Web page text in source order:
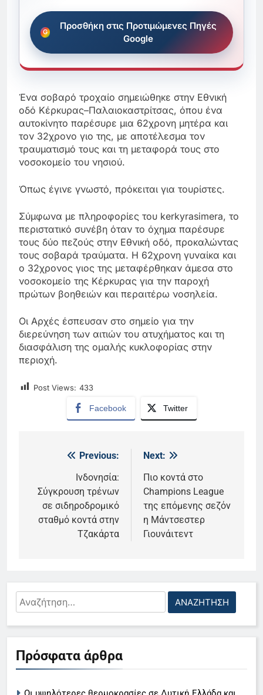
Προσθήκη στις Προτιμώμενες Πηγές
Google
Ένα σοβαρό τροχαίο σημειώθηκε στην Εθνική
οδό Κέρκυρας–Παλαιοκαστρίτσας, όπου ένα
αυτοκίνητο παρέσυρε μια 62χρονη μητέρα και
τον 32χρονο γιο της, με αποτέλεσμα τον
τραυματισμό τους και τη μεταφορά τους στο
νοσοκομείο του νησιού.
Όπως έγινε γνωστό, πρόκειται για τουρίστες.
Σύμφωνα με πληροφορίες του kerkyrasimera, το
περιστατικό συνέβη όταν το όχημα παρέσυρε
τους δύο πεζούς στην Εθνική οδό, προκαλώντας
τους σοβαρά τραύματα. Η 62χρονη γυναίκα και
ο 32χρονος γιος της μεταφέρθηκαν άμεσα στο
νοσοκομείο της Κέρκυρας για την παροχή
πρώτων βοηθειών και περαιτέρω νοσηλεία.
Οι Αρχές έσπευσαν στο σημείο για την
διερεύνηση των αιτιών του ατυχήματος και τη
διασφάλιση της ομαλής κυκλοφορίας στην
περιοχή.
Post Views: 433
Facebook Twitter
Πλοήγηση
άρθρων
Previous:
Ινδονησία:
Σύγκρουση τρένων
σε σιδηροδρομικό
σταθμό κοντά στην
Τζακάρτα
Next:
Πιο κοντά στο
Champions League
της επόμενης σεζόν
η Μάντσεστερ
Γιουνάιτεντ
Αναζήτηση
για:
Πρόσφατα άρθρα
5
Το αντίο του Άκη Παυλόπουλου
LIFESTYLE-MEDIA
6